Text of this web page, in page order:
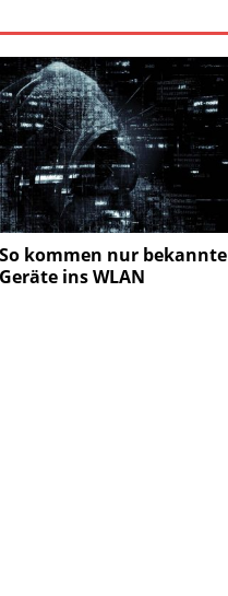
So kommen nur bekannte
Geräte ins WLAN